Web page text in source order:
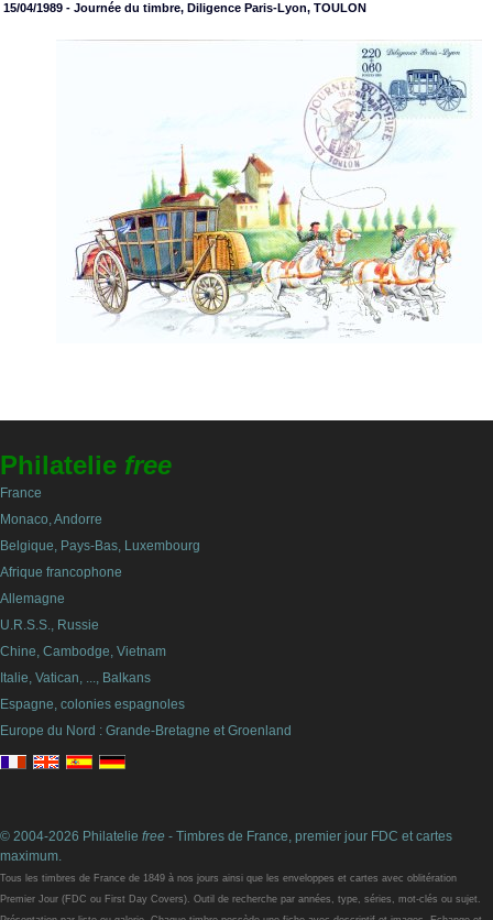
15/04/1989 - Journée du timbre, Diligence Paris-Lyon, TOULON
Philatelie free
France
Monaco, Andorre
Belgique, Pays-Bas, Luxembourg
Afrique francophone
Allemagne
U.R.S.S., Russie
Chine, Cambodge, Vietnam
Italie, Vatican, ..., Balkans
Espagne, colonies espagnoles
Europe du Nord : Grande-Bretagne et Groenland
© 2004-2026 Philatelie free - Timbres de France, premier jour FDC et cartes
maximum.
Tous les timbres de France de 1849 à nos jours ainsi que les enveloppes et cartes avec oblitération
Premier Jour (FDC ou First Day Covers). Outil de recherche par années, type, séries, mot-clés ou sujet.